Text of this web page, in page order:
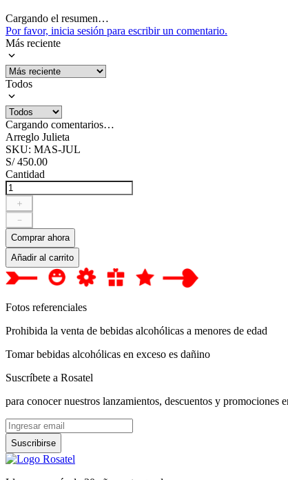
Cargando el resumen…
Por favor, inicia sesión para escribir un comentario.
Más reciente
Todos
Cargando comentarios…
Arreglo Julieta
SKU: MAS-JUL
S/ 450.00
Cantidad
＋
－
Comprar ahora
Añadir al carrito
Fotos referenciales
Prohibida la venta de bebidas alcohólicas a menores de edad
Tomar bebidas alcohólicas en exceso es dañino
Suscríbete a Rosatel
para conocer nuestros lanzamientos, descuentos y promociones
Suscribirse